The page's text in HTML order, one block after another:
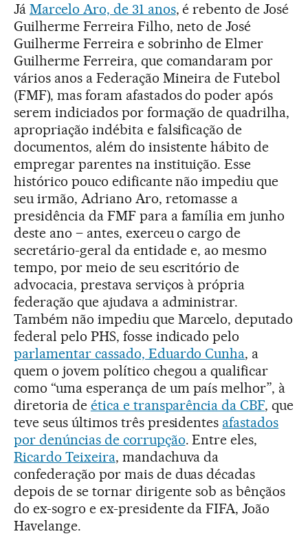
Já Marcelo Aro, de 31 anos, é rebento de José
Guilherme Ferreira Filho, neto de José
Guilherme Ferreira e sobrinho de Elmer
Guilherme Ferreira, que comandaram por
vários anos a Federação Mineira de Futebol
(FMF), mas foram afastados do poder após
serem indiciados por formação de quadrilha,
apropriação indébita e falsificação de
documentos, além do insistente hábito de
empregar parentes na instituição. Esse
histórico pouco edificante não impediu que
seu irmão, Adriano Aro, retomasse a
presidência da FMF para a família em junho
deste ano – antes, exerceu o cargo de
secretário-geral da entidade e, ao mesmo
tempo, por meio de seu escritório de
advocacia, prestava serviços à própria
federação que ajudava a administrar.
Também não impediu que Marcelo, deputado
federal pelo PHS, fosse indicado pelo
parlamentar cassado, Eduardo Cunha, a
quem o jovem político chegou a qualificar
como “uma esperança de um país melhor”, à
diretoria de ética e transparência da CBF, que
teve seus últimos três presidentes afastados
por denúncias de corrupção. Entre eles,
Ricardo Teixeira, mandachuva da
confederação por mais de duas décadas
depois de se tornar dirigente sob as bênçãos
do ex-sogro e ex-presidente da FIFA, João
Havelange.